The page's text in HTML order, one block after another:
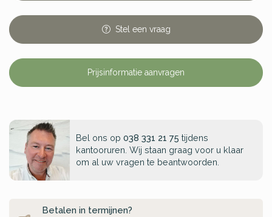
Stel een vraag
Prijsinformatie aanvragen
Bel ons op 038 331 21 75 tijdens
kantooruren. Wij staan graag voor u klaar
om al uw vragen te beantwoorden.
Betalen in termijnen?